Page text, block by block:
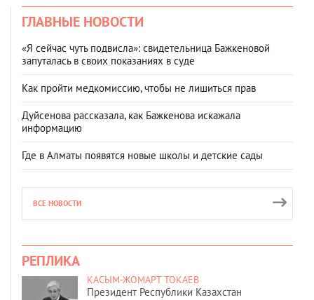
ГЛАВНЫЕ НОВОСТИ
«Я сейчас чуть подвисла»: свидетельница Бажкеновой
запуталась в своих показаниях в суде
Как пройти медкомиссию, чтобы не лишиться прав
Дуйсенова рассказала, как Бажкенова искажала
информацию
Где в Алматы появятся новые школы и детские сады
ВСЕ НОВОСТИ
РЕПЛИКА
КАСЫМ-ЖОМАРТ ТОКАЕВ
Президент Республики Казахстан